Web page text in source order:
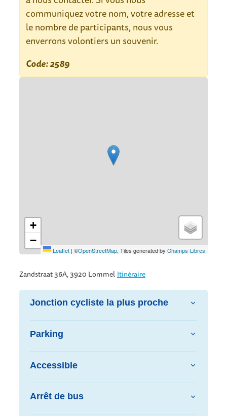
communiquez votre nom, votre adresse et
le nombre de participants, nous vous
enverrons volontiers un souvenir.
Code: 2589
Plan de rue
+
−
Leaflet | ©OpenStreetMap, Tiles generated by Champs-Libres
Zandstraat 36A, 3920 Lommel Itinéraire
Jonction cycliste la plus proche
Parking
Accessible
Arrêt de bus